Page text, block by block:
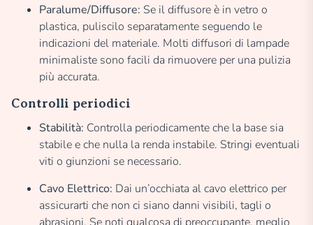
Paralume/Diffusore: Se il diffusore è in vetro o
plastica, puliscilo separatamente seguendo le
indicazioni del materiale. Molti diffusori di lampade
minimaliste sono facili da rimuovere per una pulizia
più accurata.
Controlli periodici
Stabilità: Controlla periodicamente che la base sia
stabile e che nulla la renda instabile. Stringi eventuali
viti o giunzioni se necessario.
Cavo Elettrico: Dai un’occhiata al cavo elettrico per
assicurarti che non ci siano danni visibili, tagli o